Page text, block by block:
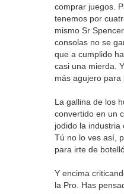
comprar juegos.
tenemos por
mismo Sr
consolas no se
que a cumplido
casi una mierda.
más agujero para
La gallina de los
convertido en un
jodido la industria
Tú no lo ves así,
para irte de
Y encima
la Pro. Has